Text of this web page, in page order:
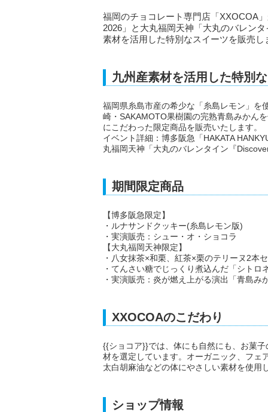
福岡のチョコレート専門店「XXOCOA
2026」と大丸福岡天神「大丸のバレン
素材を活用した特別なスイーツを販売し
九州産素材を活用した特別
福岡県糸島市産の希少な「糸島レモン」を
崎・SAKAMOTO果樹園の完熟青島みかん
にこだわった限定商品を販売いたします。
イベント詳細：博多阪急「HAKATA
丸福岡天神「大丸のバレンタイン『
期間限定商品
【博多阪急限定】
・ルナサンドクッキー(糸島レモン版)
・実演販売：シュー・オ・ショコラ
【大丸福岡天神限定】
・八女抹茶×和栗、紅茶×栗のテリーヌ2本
・てんさい糖でじっくり煮込んだ「シトロ
・実演販売：炎が燃え上がる演出「青島み
XXOCOAのこだわり
{{ショコア}}では、体にも自然にも、お菓
材を選定しています。オーガニック、フェ
太白胡麻油などの体にやさしい素材を使用
ショップ情報